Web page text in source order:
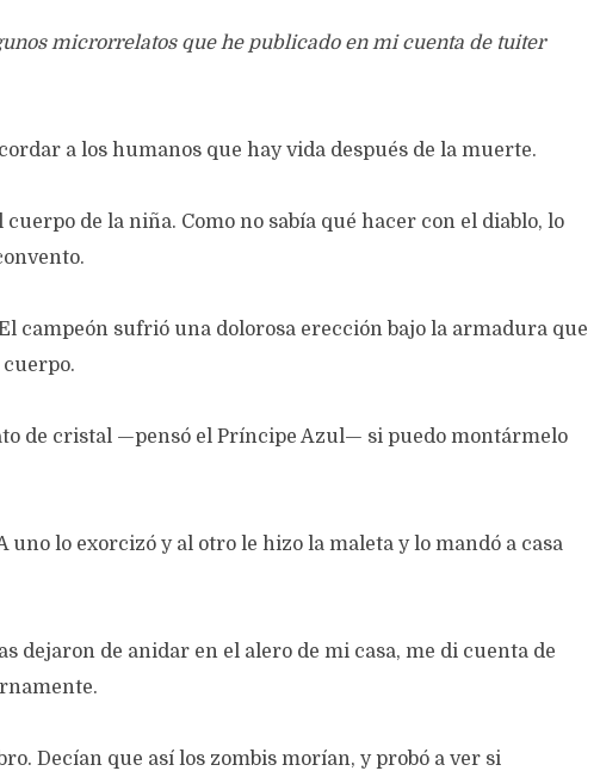
microrrelatos que he publicado en mi cuenta de tuiter
a los humanos que hay vida después de la muerte.
cuerpo de la niña. Como no sabía qué hacer con el diablo, lo
campeón sufrió una dolorosa erección bajo la armadura que
de cristal —pensó el Príncipe Azul— si puedo montármelo
uno lo exorcizó y al otro le hizo la maleta y lo mandó a casa
dejaron de anidar en el alero de mi casa, me di cuenta de
Decían que así los zombis morían, y probó a ver si